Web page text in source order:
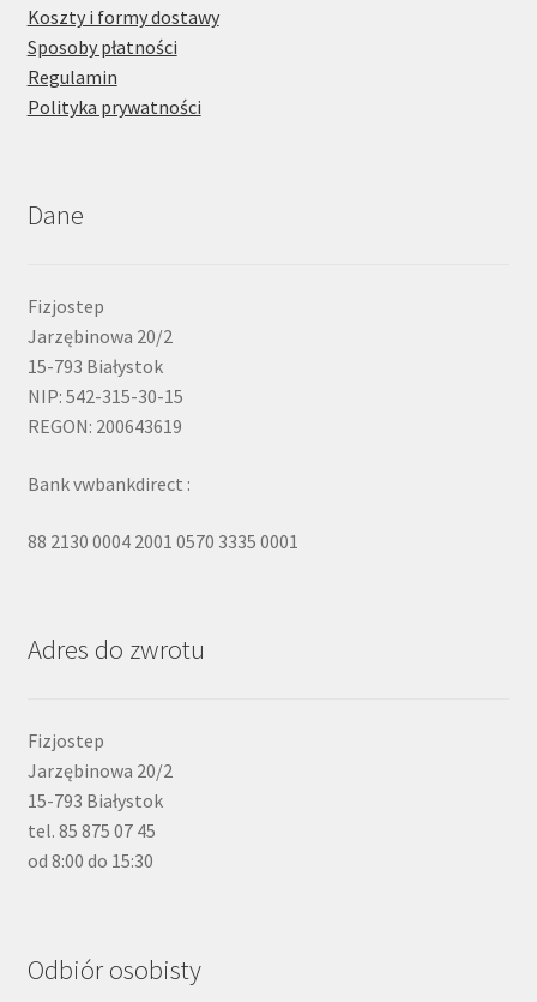
Koszty i formy dostawy
Sposoby płatności
Regulamin
Polityka prywatności
Dane
Fizjostep
Jarzębinowa 20/2
15-793 Białystok
NIP: 542-315-30-15
REGON: 200643619
Bank vwbankdirect :
88 2130 0004 2001 0570 3335 0001
Adres do zwrotu
Fizjostep
Jarzębinowa 20/2
15-793 Białystok
tel. 85 875 07 45
od 8:00 do 15:30
Odbiór osobisty